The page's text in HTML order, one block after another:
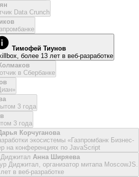
Data Crunch
Тимофей Тиунов
более 13 лет в веб-разработке
в Сбербанке
3 года
3 года
Корчуганова
«Газпромбанк Бизнес-
на конференциях по JavaScript
Анна Ширяева
Диджитал, организатор митапа MoscowJS.
в веб-разработке